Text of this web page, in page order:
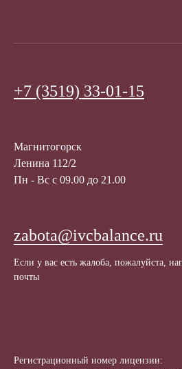
+7 (3519) 33-01-15
Магнитогорск
Ленина 112/2
Пн - Вс с 09.00 до 21.00
zabota@ivcbalance.ru
Если у вас есть жалоба, пожалуйста,
почты
Регистрационный номер лицензии: